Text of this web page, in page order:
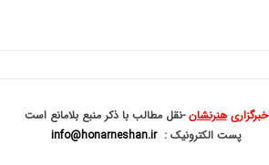
خبرگزاریهنرنشان-نقل مطالب با ذکر منبع بلامانع است
پست الکترونیک :info@honarneshan.ir